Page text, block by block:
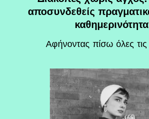
αποσυνδεθείς
καθημερινότητα
Αφήνοντας πίσω όλες τις